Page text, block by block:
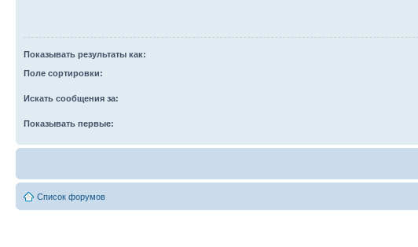
Показывать результаты как:
Поле сортировки:
Искать сообщения за:
Показывать первые:
Список форумов